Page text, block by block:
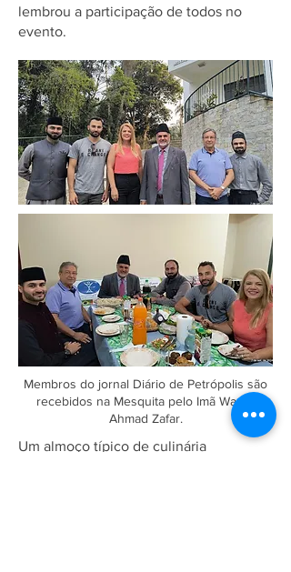
lembrou a participação de todos no
evento.
Membros do jornal Diário de Petrópolis são
recebidos na Mesquita pelo Imã Wasim
Ahmad Zafar.
Um almoço típico de culinária